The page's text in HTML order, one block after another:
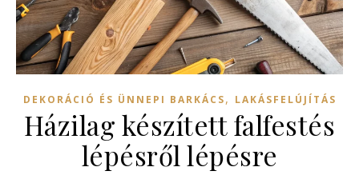
DEKORÁCIÓ ÉS ÜNNEPI BARKÁCS, LAKÁSFELÚJÍTÁS
Házilag készített falfestés
lépésről lépésre